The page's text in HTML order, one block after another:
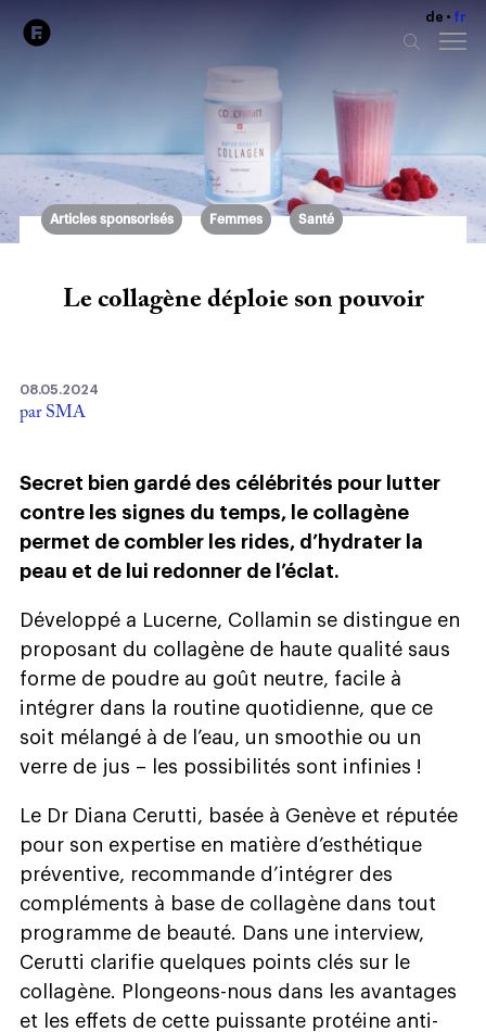
de fr
Articles sponsorisés Femmes Santé
Le collagène déploie son pouvoir
08.05.2024
par SMA
Secret bien gardé des célébrités pour lutter
contre les signes du temps, le collagène
permet de combler les rides, d’hydrater la
peau et de lui redonner de l’éclat.
Développé a Lucerne, Collamin se distingue en
proposant du collagène de haute qualité saus
forme de poudre au goût neutre, facile à
intégrer dans la routine quotidienne, que ce
soit mélangé à de l’eau, un smoothie ou un
verre de jus – les possibilités sont infinies !
Le Dr Diana Cerutti, basée à Genève et réputée
pour son expertise en matière d’esthétique
préventive, recommande d’intégrer des
compléments à base de collagène dans tout
programme de beauté. Dans une interview,
Cerutti clarifie quelques points clés sur le
collagène. Plongeons-nous dans les avantages
et les effets de cette puissante protéine anti-